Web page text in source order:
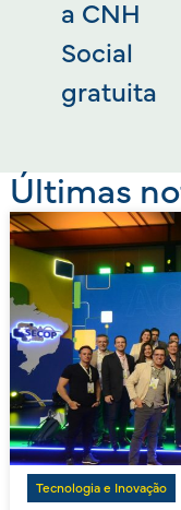
a CNH
Social
gratuita
Últimas
Tecnologia e Inovação